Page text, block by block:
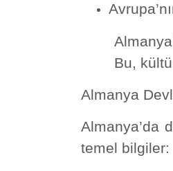
Bu,
Almanya
Almanya’da
temel bilgiler: